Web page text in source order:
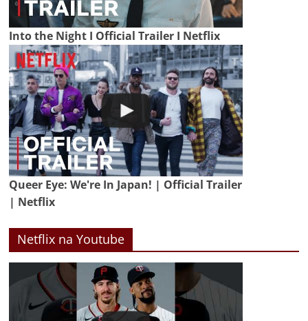
Into the Night I Official Trailer I Netflix
Queer Eye: We're In Japan! | Official Trailer
| Netflix
Netflix na Youtube